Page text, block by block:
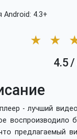
Android: 4.3+
★ ★
4.5/
- лучший
воспроизводило
предлагаемый